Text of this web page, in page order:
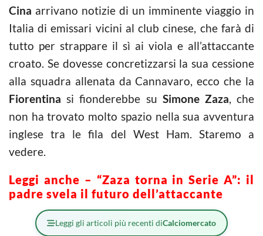
Cina arrivano notizie di un imminente viaggio in
Italia di emissari vicini al club cinese, che farà di
tutto per strappare il sì ai viola e all’attaccante
croato. Se dovesse concretizzarsi la sua cessione
alla squadra allenata da Cannavaro, ecco che la
Fiorentina si fionderebbe su Simone Zaza, che
non ha trovato molto spazio nella sua avventura
inglese tra le fila del West Ham. Staremo a
vedere.
Leggi anche – “Zaza torna in Serie A”: il
padre svela il futuro dell’attaccante
Leggi gli articoli più recenti diCalciomercato